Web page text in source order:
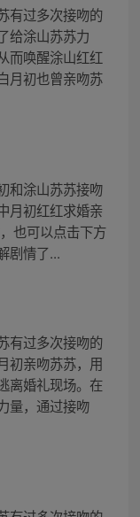
有过多次接吻的
给涂山苏苏力
而唤醒涂山红红
月初也曾亲吻苏
和涂山苏苏接吻
月初红红求婚亲
也可以点击下方
剧情了...
有过多次接吻的
初亲吻苏苏，用
离婚礼现场。在
量，通过接吻